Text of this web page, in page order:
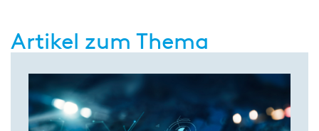
Artikel zum Thema